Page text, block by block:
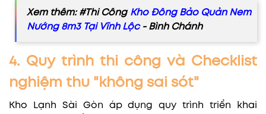
Xem thêm: #Thi Công Kho Đông Bảo Quản Nem
Nướng 8m3 Tại Vĩnh Lộc- Bình Chánh
4. Quy trình thi công và Checklist
nghiệm thu "không sai sót"
Kho Lạnh Sài Gòn áp dụng quy trình triển khai